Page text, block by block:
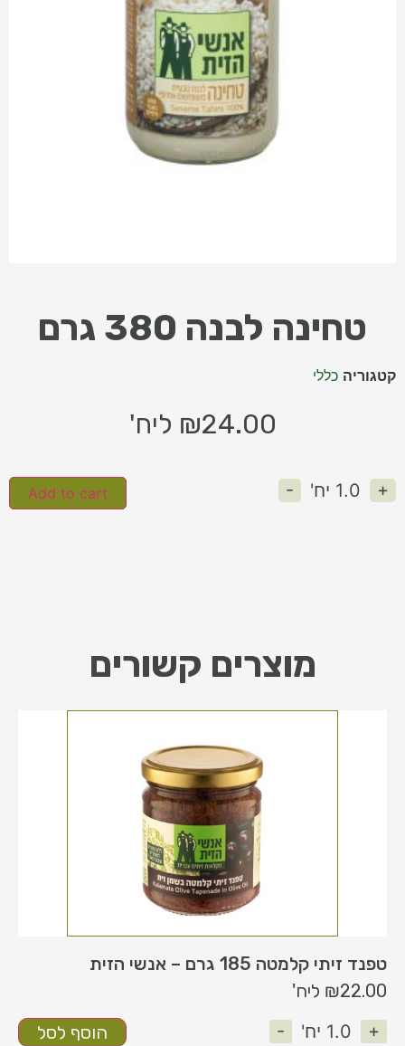
טחינה לבנה 380 גרם
קטגוריה כללי
₪24.00 ליח'
- 1.0 יח' +
Add to cart
מוצרים קשורים
טפנד זיתי קלמטה 185 גרם – אנשי הזית
₪22.00
ליח'
-
1.0 יח' + הוסף לסל